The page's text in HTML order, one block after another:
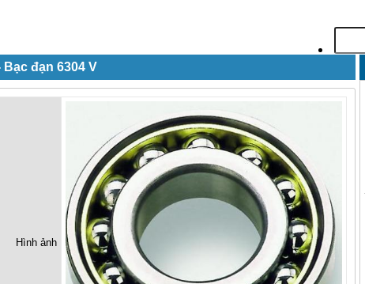
Bạc đạn 6304 V
Hình ảnh